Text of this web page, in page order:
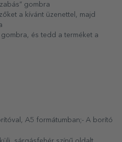
gombra
a kívánt üzenettel, majd
gombra, és tedd a terméket a
A5 formátumban;- A borító